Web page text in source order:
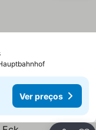
Ver preços
Ver preços